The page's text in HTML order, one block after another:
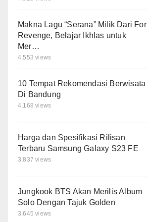
Makna Lagu “Serana” Milik Dari For
Revenge, Belajar Ikhlas untuk
Mer…
4,553 views
10 Tempat Rekomendasi Berwisata
Di Bandung
4,168 views
Harga dan Spesifikasi Rilisan
Terbaru Samsung Galaxy S23 FE
3,837 views
Jungkook BTS Akan Merilis Album
Solo Dengan Tajuk Golden
3,645 views